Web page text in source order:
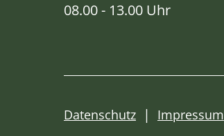
08.00 - 13.00 Uhr
Datenschutz Impressum